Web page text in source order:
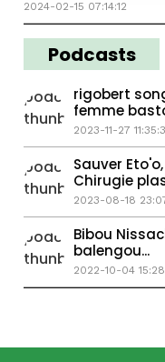
2024-02-15 07:14:12
Podcasts
rigobert
femme
Weah passe
2023-11-27
Sauver
Chirugie
2023-08-18
Bibou
balengou...
2022-10-04